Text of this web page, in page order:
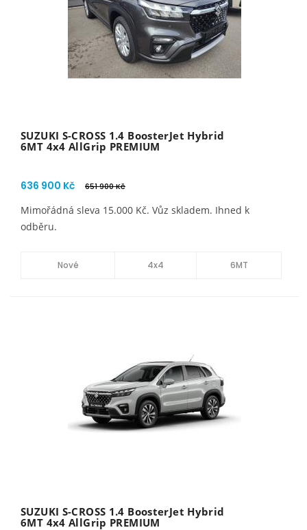
SUZUKI S-CROSS 1.4 BoosterJet Hybrid
6MT 4x4 AllGrip PREMIUM
636 900 Kč 651 900 Kč
Mimořádná sleva 15.000 Kč. Vůz skladem. Ihned k
odběru.
Nové 4x4 6MT
SUZUKI S-CROSS 1.4 BoosterJet Hybrid
6MT 4x4 AllGrip PREMIUM